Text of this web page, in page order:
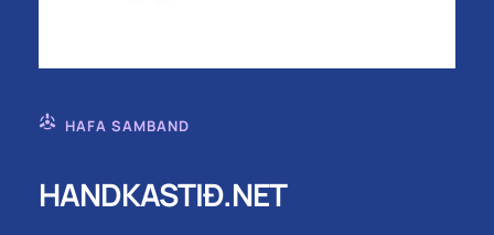
HAFA SAMBAND
HANDKASTIÐ.NET